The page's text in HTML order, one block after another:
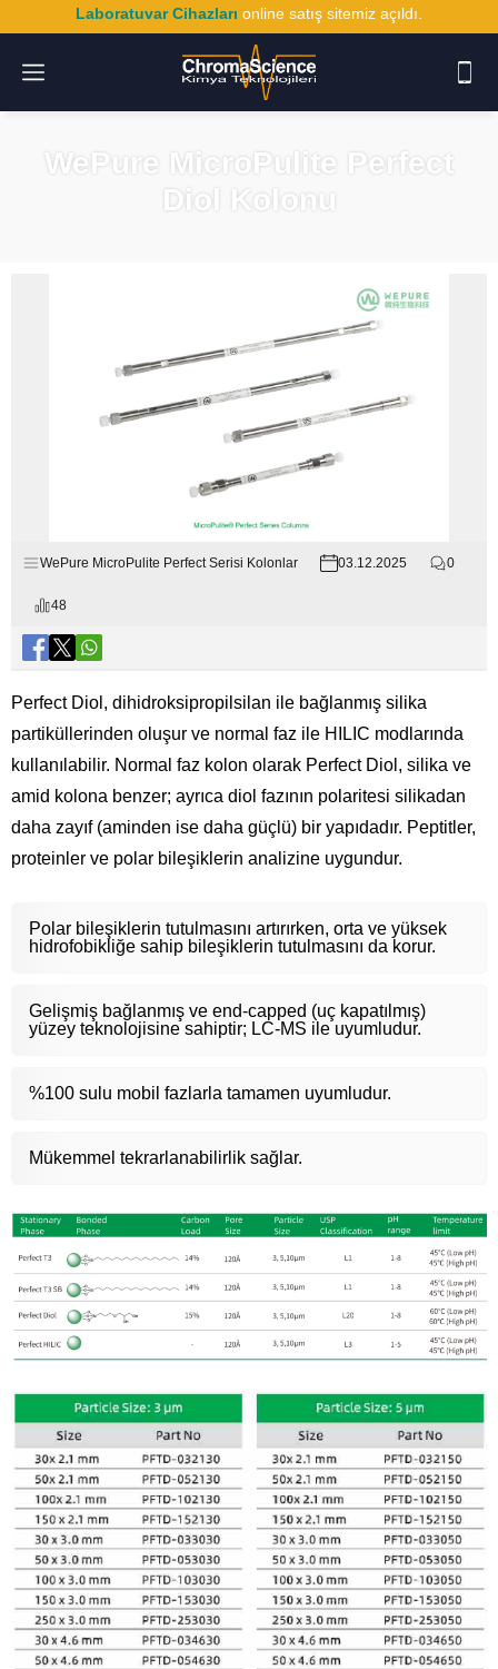
Laboratuvar Cihazları online satış sitemiz açıldı.
WePure MicroPulite Perfect
Diol Kolonu
WePure MicroPulite Perfect Serisi Kolonlar 03.12.2025 0
48
Perfect Diol, dihidroksipropilsilan ile bağlanmış silika
partiküllerinden oluşur ve normal faz ile HILIC modlarında
kullanılabilir. Normal faz kolon olarak Perfect Diol, silika ve
amid kolona benzer; ayrıca diol fazının polaritesi silikadan
daha zayıf (aminden ise daha güçlü) bir yapıdadır. Peptitler,
proteinler ve polar bileşiklerin analizine uygundur.
Polar bileşiklerin tutulmasını artırırken, orta ve yüksek
hidrofobikliğe sahip bileşiklerin tutulmasını da korur.
Gelişmiş bağlanmış ve end-capped (uç kapatılmış)
yüzey teknolojisine sahiptir; LC-MS ile uyumludur.
%100 sulu mobil fazlarla tamamen uyumludur.
Mükemmel tekrarlanabilirlik sağlar.